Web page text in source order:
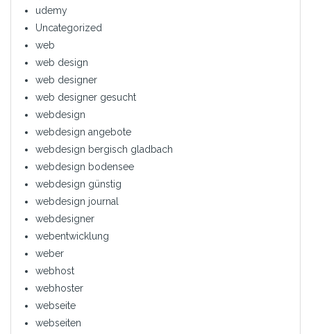
udemy
Uncategorized
web
web design
web designer
web designer gesucht
webdesign
webdesign angebote
webdesign bergisch gladbach
webdesign bodensee
webdesign günstig
webdesign journal
webdesigner
webentwicklung
weber
webhost
webhoster
webseite
webseiten